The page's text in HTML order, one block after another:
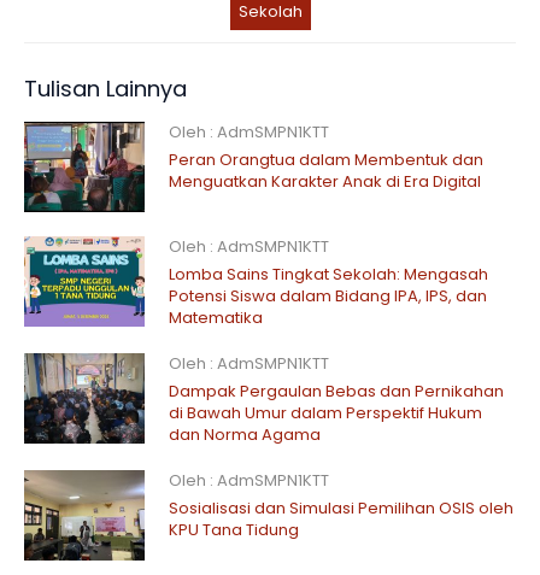
Sekolah
Tulisan Lainnya
Oleh : AdmSMPN1KTT
Peran Orangtua dalam Membentuk dan
Menguatkan Karakter Anak di Era Digital
Oleh : AdmSMPN1KTT
Lomba Sains Tingkat Sekolah: Mengasah
Potensi Siswa dalam Bidang IPA, IPS, dan
Matematika
Oleh : AdmSMPN1KTT
Dampak Pergaulan Bebas dan Pernikahan
di Bawah Umur dalam Perspektif Hukum
dan Norma Agama
Oleh : AdmSMPN1KTT
Sosialisasi dan Simulasi Pemilihan OSIS oleh
KPU Tana Tidung